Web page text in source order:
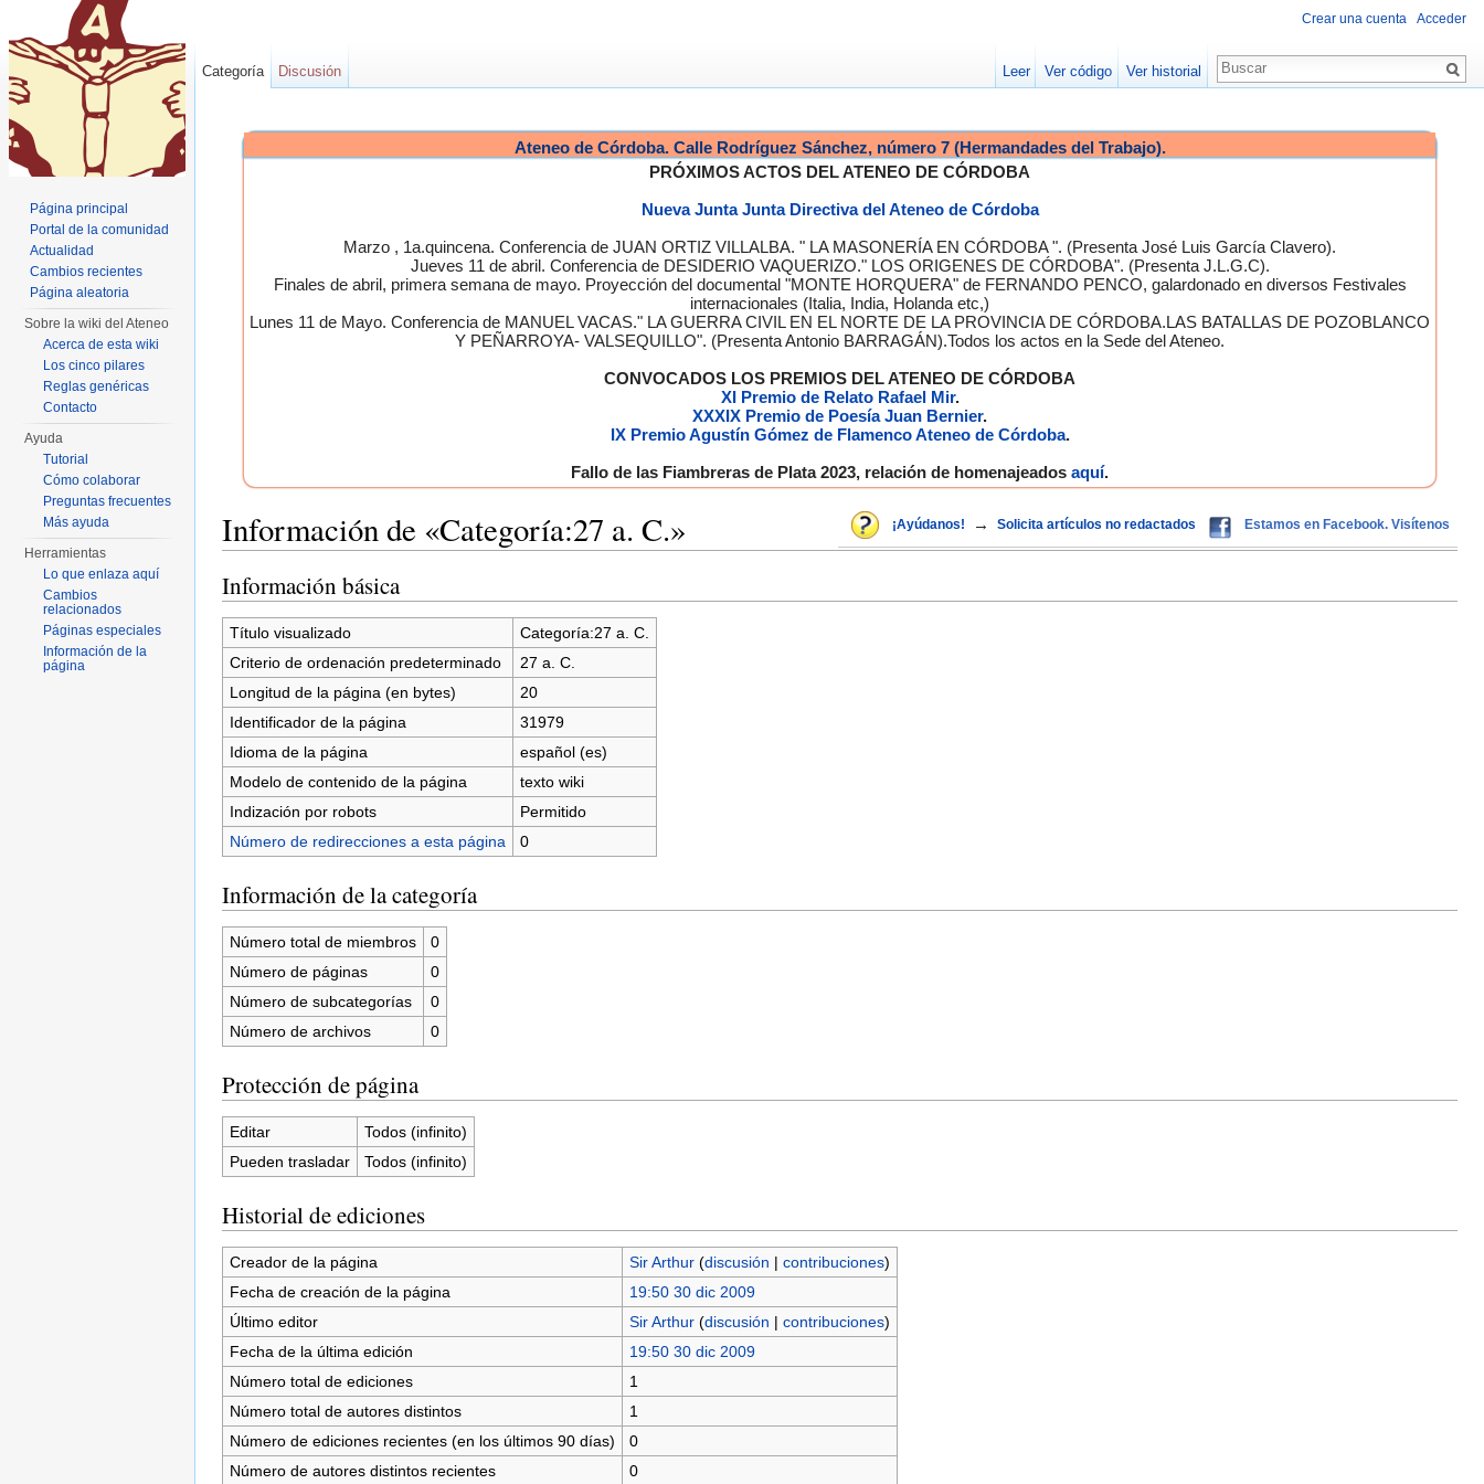
Ateneo de Córdoba. Calle Rodríguez Sánchez, número 7 (Hermandades del Trabajo).
PRÓXIMOS ACTOS DEL ATENEO DE CÓRDOBA
Nueva Junta Junta Directiva del Ateneo de Córdoba
Marzo , 1a.quincena. Conferencia de JUAN ORTIZ VILLALBA. " LA MASONERÍA EN CÓRDOBA ". (Presenta José Luis García Clavero).
Jueves 11 de abril. Conferencia de DESIDERIO VAQUERIZO." LOS ORIGENES DE CÓRDOBA". (Presenta J.L.G.C).
Finales de abril, primera semana de mayo. Proyección del documental "MONTE HORQUERA" de FERNANDO PENCO, galardonado en diversos Festivales
internacionales (Italia, India, Holanda etc,)
Lunes 11 de Mayo. Conferencia de MANUEL VACAS." LA GUERRA CIVIL EN EL NORTE DE LA PROVINCIA DE CÓRDOBA.LAS BATALLAS DE POZOBLANCO
Y PEÑARROYA- VALSEQUILLO". (Presenta Antonio BARRAGÁN).Todos los actos en la Sede del Ateneo.
CONVOCADOS LOS PREMIOS DEL ATENEO DE CÓRDOBA
XI Premio de Relato Rafael Mir.
XXXIX Premio de Poesía Juan Bernier.
IX Premio Agustín Gómez de Flamenco Ateneo de Córdoba.
Fallo de las Fiambreras de Plata 2023, relación de homenajeados aquí.
¡Ayúdanos! → Solicita artículos no redactados Estamos en Facebook. Visítenos
Información de «Categoría:27 a. C.»
Información básica
Título visualizado
Categoría:27 a. C.
Criterio de ordenación predeterminado
27 a. C.
Longitud de la página (en bytes)
20
Identificador de la página
31979
Idioma de la página
español (es)
Modelo de contenido de la página
texto wiki
Indización por robots
Permitido
Número de redirecciones a esta página
0
Información de la categoría
Número total de miembros
0
Número de páginas
0
Número de subcategorías
0
Número de archivos
0
Protección de página
Editar
Todos (infinito)
Pueden trasladar
Todos (infinito)
Historial de ediciones
Creador de la página Sir Arthur (discusión | contribuciones)
Fecha de creación de la página
19:50 30 dic 2009
Último editor
Sir Arthur (discusión | contribuciones)
Fecha de la última edición
19:50 30 dic 2009
Número total de ediciones
1
Número total de autores distintos
1
Número de ediciones recientes (en los últimos 90 días)
0
Número de autores distintos recientes
0
Crear una cuenta Acceder
Categoría Discusión Leer Ver código Ver historial
Página principal
Portal de la comunidad
Actualidad
Cambios recientes
Página aleatoria
Sobre la wiki del Ateneo
Acerca de esta wiki
Los cinco pilares
Reglas genéricas
Contacto
Ayuda
Tutorial
Cómo colaborar
Preguntas frecuentes
Más ayuda
Herramientas
Lo que enlaza aquí
Cambios
relacionados
Páginas especiales
Información de la
página